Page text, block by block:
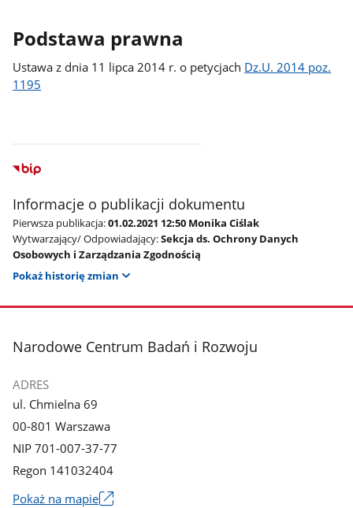
Podstawa prawna
Ustawa z dnia 11 lipca 2014 r. o petycjach Dz.U. 2014 poz.
1195
Informacje o publikacji dokumentu
Pierwsza publikacja:01.02.2021 12:50 Monika Ciślak
Wytwarzający/ Odpowiadający:Sekcja ds. Ochrony Danych
Osobowych i Zarządzania Zgodnością
Pokaż historię zmian
stopka
Narodowe Centrum Badań i Rozwoju
ADRES
ul. Chmielna 69
00-801 Warszawa
NIP 701-007-37-77
Regon 141032404
Pokaż na mapie